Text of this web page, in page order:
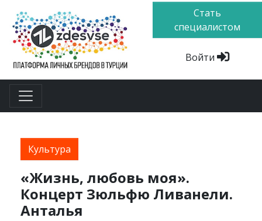
Стать
специалистом
Войти
Культура
«Жизнь, любовь моя».
Концерт Зюльфю Ливанели.
Анталья